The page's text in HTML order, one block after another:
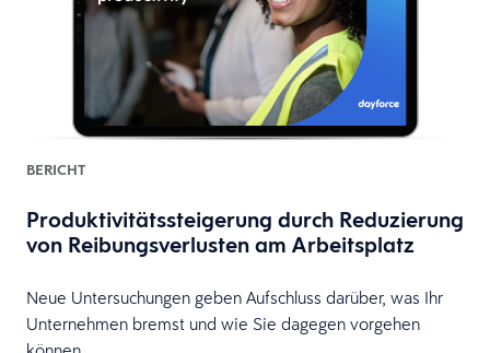
BERICHT
Produktivitätssteigerung durch Reduzierung
von Reibungsverlusten am Arbeitsplatz
Neue Untersuchungen geben Aufschluss darüber, was Ihr
Unternehmen bremst und wie Sie dagegen vorgehen